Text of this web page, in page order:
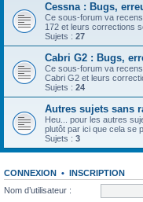
Cessna : Bugs,
Ce sous-forum va
172 et leurs corrections
Sujets : 27
Cabri G2 : Bugs,
Ce sous-forum va
Cabri G2 et leurs
Sujets : 24
Autres sujets sans
Heu... pour les autres
plutôt par ici que cela se
Sujets : 3
CONNEXION • INSCRIPTION
Nom d’utilisateur :